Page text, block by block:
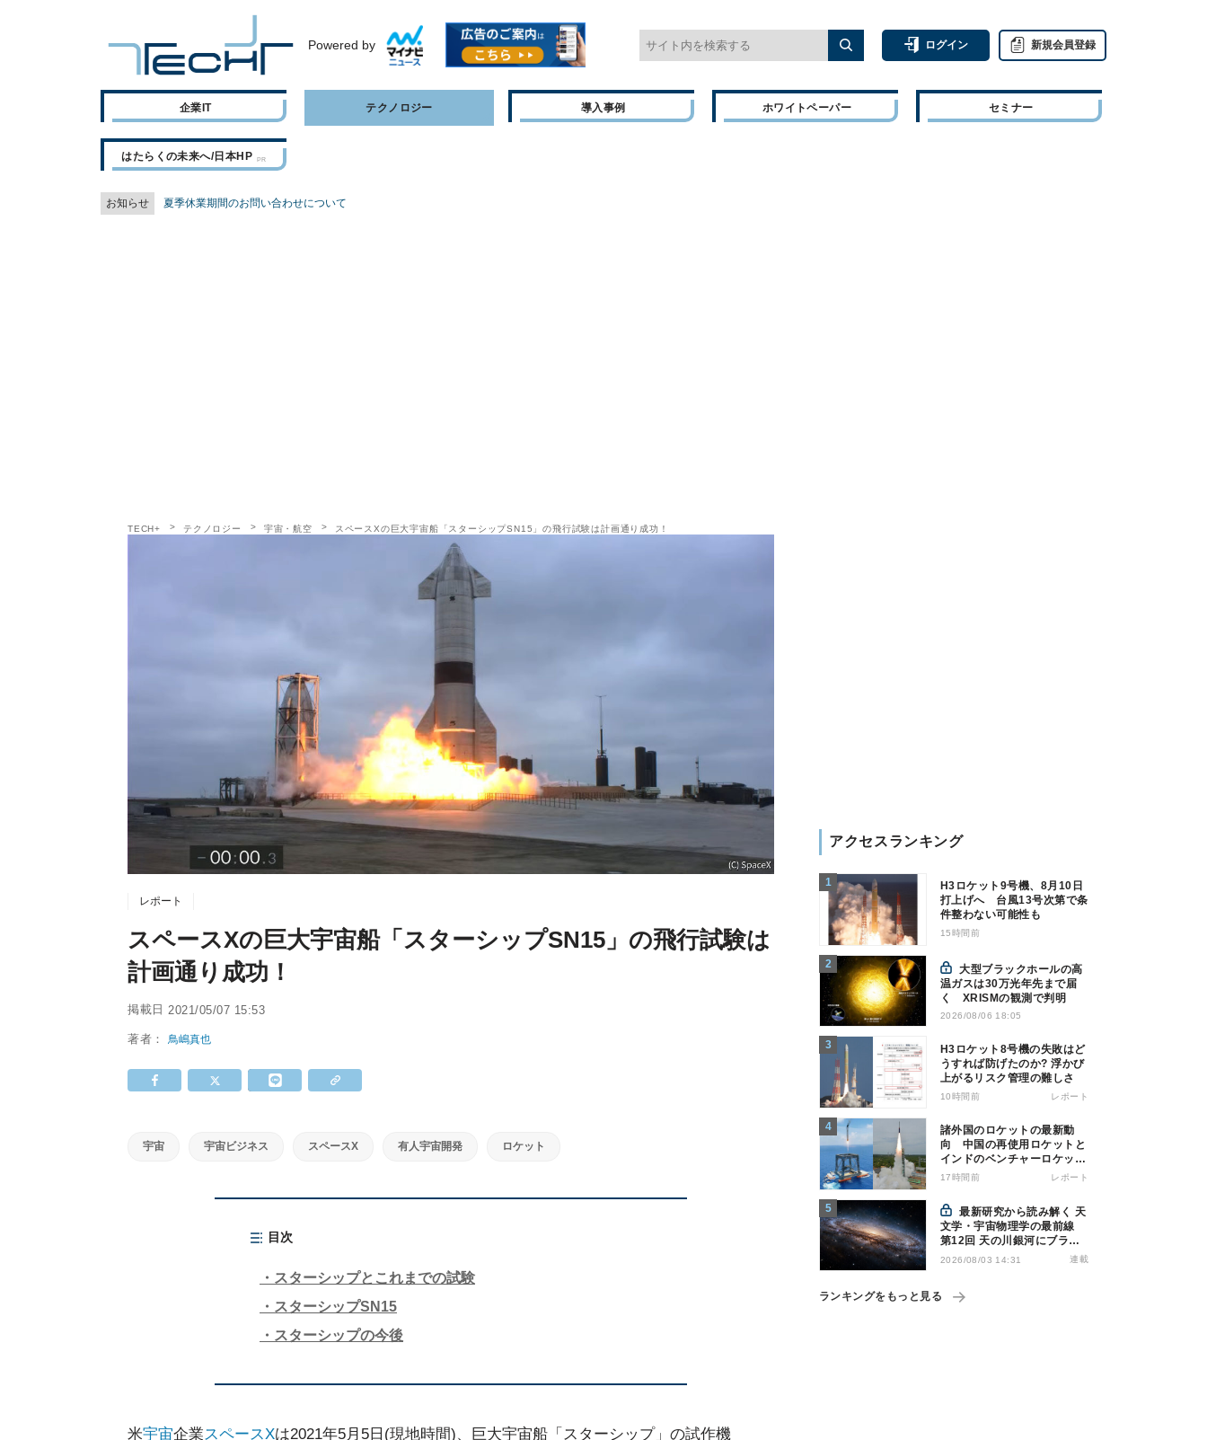
Powered by ログイン 新規会員登録
企業IT テクノロジー 導入事例 ホワイトペーパー セミナー
はたらくの未来へ/日本HP
お知らせ 夏季休業期間のお問い合わせについて
TECH+ テクノロジー 宇宙・航空 スペースXの巨大宇宙船「スターシップSN15」の飛行試験は計画通り成功！
レポート
スペースXの巨大宇宙船「スターシップSN15」の飛行試験は
計画通り成功！
掲載日 2021/05/07 15:53
著者：鳥嶋真也
宇宙 宇宙ビジネス スペースX 有人宇宙開発 ロケット
目次
スターシップとこれまでの試験
スターシップSN15
スターシップの今後
米宇宙企業スペースXは2021年5月5日(現地時間)、巨大宇宙船「スターシップ」の試作機
アクセスランキング
H3ロケット9号機、8月10日
打上げへ 台風13号次第で条
件整わない可能性も
15時間前
大型ブラックホールの高
温ガスは30万光年先まで届
く XRISMの観測で判明
2026/08/06 18:05
H3ロケット8号機の失敗はど
うすれば防げたのか? 浮かび
上がるリスク管理の難しさ
10時間前 レポート
諸外国のロケットの最新動
向 中国の再使用ロケットと
インドのベンチャーロケット
の成功
17時間前 レポート
最新研究から読み解く 天
文学・宇宙物理学の最前線
第12回 天の川銀河にブラッ
クホール1億7000万個？ - 大
2026/08/03 14:31 連載
ランキングをもっと見る